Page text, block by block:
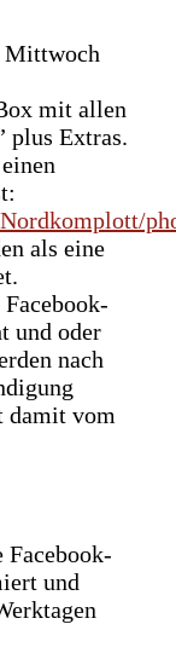
Mittwoch
mit allen
plus Extras.
als eine
und oder
nach
damit vom
und